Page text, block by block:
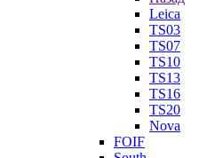
Leica
TS03
TS07
TS10
TS13
TS16
TS20
Nova
FOIF